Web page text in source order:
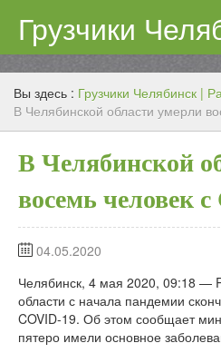
Цены
Контакты
Вы здесь : Грузчики Челябинск |
В Челябинской области умерли
В Челябинской
восемь человек
04.05.2020
Челябинск, 4 мая 2020, 09:18 —
области с начала пандемии
COVID-19. Об этом сообщает
пятеро имели основное